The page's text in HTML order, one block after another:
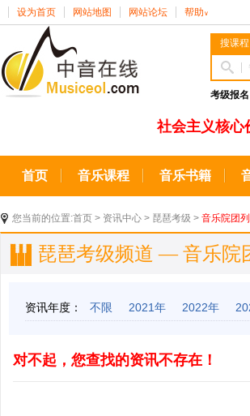
设为首页 网站地图 网站论坛 帮助 ∨
搜课程
考级报名
社会主义核心
首页 音乐课程 音乐书籍
您当前的位置:首页 > 资讯中心 > 琵琶考级 > 音乐院团
琵琶考级频道 — 音乐院
资讯年度： 不限 2021年 2022年
对不起，您查找的资讯不存在！